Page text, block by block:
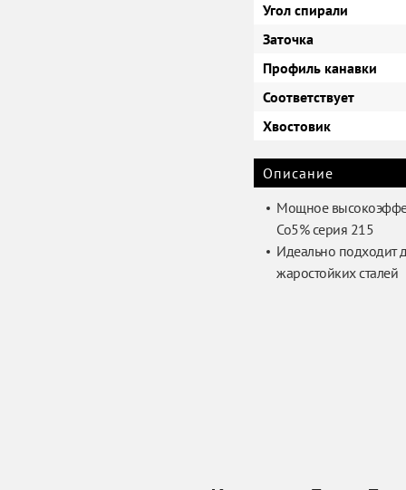
Угол спирали
Заточка
Профиль канавки
Соответствует
Хвостовик
Описание
Мощное
Co5% серия 215
Идеально подходит
жаростойких сталей